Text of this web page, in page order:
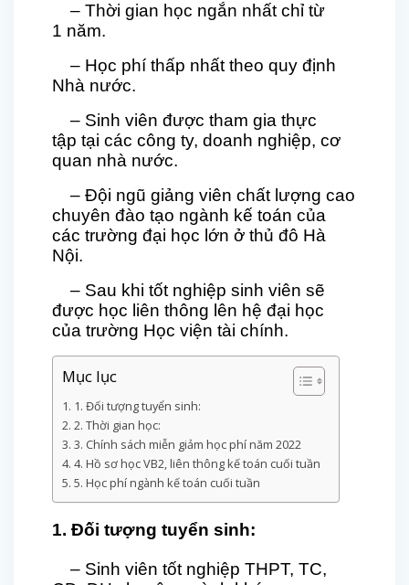
– Thời gian học ngắn nhất chỉ từ
1 năm.
– Học phí thấp nhất theo quy định
Nhà nước.
– Sinh viên được tham gia thực
tập tại các công ty, doanh nghiệp, cơ
quan nhà nước.
– Đội ngũ giảng viên chất lượng cao
chuyên đào tạo ngành kế toán của
các trường đại học lớn ở thủ đô Hà
Nội.
– Sau khi tốt nghiệp sinh viên sẽ
được học liên thông lên hệ đại học
của trường Học viện tài chính.
Mục lục
1. Đối tượng tuyển sinh:
2. Thời gian học:
3. Chính sách miễn giảm học phí năm 2022
4. Hồ sơ học VB2, liên thông kế toán cuối tuần
5. Học phí ngành kế toán cuối tuần
1. Đối tượng tuyển sinh:
– Sinh viên tốt nghiệp THPT, TC,